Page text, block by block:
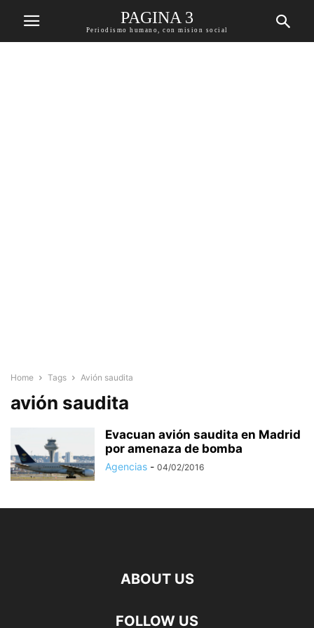
PAGINA 3
Periodismo humano, con mision social
Home Tags Avión saudita
avión saudita
Evacuan avión saudita en Madrid
por amenaza de bomba
Agencias - 04/02/2016
ABOUT US
FOLLOW US